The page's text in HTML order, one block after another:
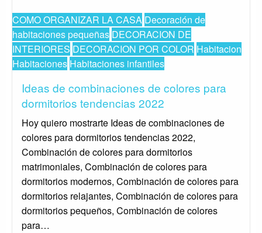
COMO ORGANIZAR LA CASA Decoración de
habitaciones pequeñas DECORACION DE
INTERIORES DECORACION POR COLOR Habitacion
Habitaciones Habitaciones infantiles
Ideas de combinaciones de colores para
dormitorios tendencias 2022
Hoy quiero mostrarte Ideas de combinaciones de
colores para dormitorios tendencias 2022,
Combinación de colores para dormitorios
matrimoniales, Combinación de colores para
dormitorios modernos, Combinación de colores para
dormitorios relajantes, Combinación de colores para
dormitorios pequeños, Combinación de colores
para…